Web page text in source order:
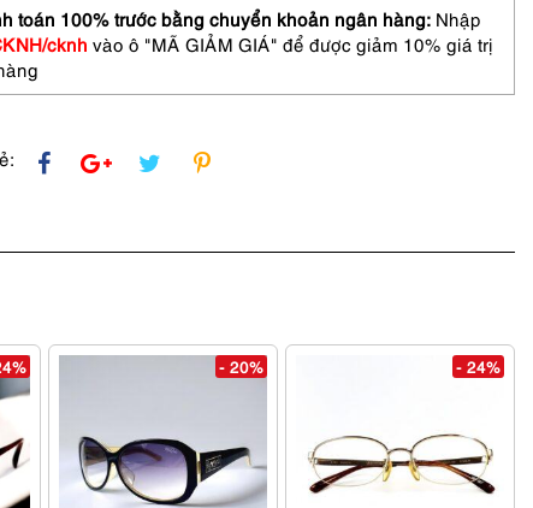
toán 100% trước bằng chuyển khoản ngân hàng: Nhập
cknh vào ô "MÃ GIẢM GIÁ" để được giảm 10% giá trị
- 20% - 24%